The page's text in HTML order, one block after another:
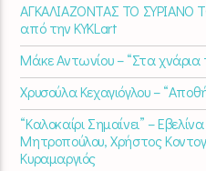
ΑΓΚΑΛΙΑΖΟΝΤΑΣ ΤΟ ΣΥΡΙΑΝΟ
από την KYKLart
Μάκε Αντωνίου – “Στα χνάρια
Χρυσούλα Κεχαγιόγλου –
“Καλοκαίρι Σημαίνει” –
Μητροπούλου, Χρήστος
Κυραμαργιός